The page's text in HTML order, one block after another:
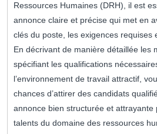
Ressources Humaines (DRH), il est
annonce claire et précise qui met en
clés du poste, les exigences requises
En décrivant de manière détaillée les
spécifiant les qualifications
l’environnement de travail attractif,
chances d’attirer des candidats
annonce bien structurée et attrayante
talents du domaine des ressources